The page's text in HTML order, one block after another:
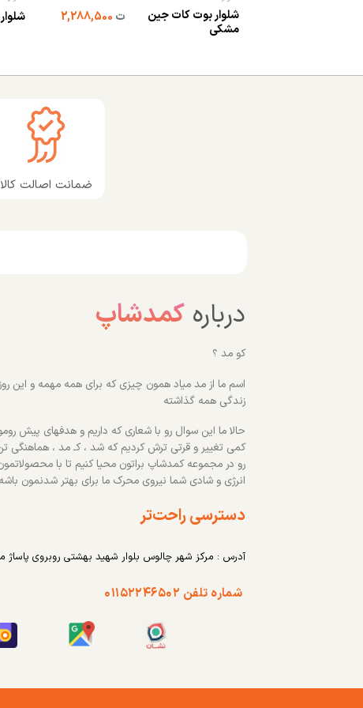
شلوار بوت کات جین
مشکی
ت
ضمانت اصالت کالا
دربارهکمدشاپ
کو مد ؟
اسم ما از مد میاد همون چیزی که برای همه مهمه و این
زندگی همه گذاشته
حالا ما این سوال رو با شعاری که داریم و هدفهای پیش
کمی تغییر و قرتی ترش کردیم که شد ، کـ مد ، هماهنگی
رو در مجموعه کمدشاپ براتون محیا کنیم تا با
انرژی و شادی شما نیروی محرک ما برای بهتر شدنمون باشه
دسترسی راحت‌تر
آدرس : مرکز شهر چالوس بلوار شهید بهشتی روبروی پاساژ
شماره تلفن ۰۱۱۵۲۲۴۶۵۰۲